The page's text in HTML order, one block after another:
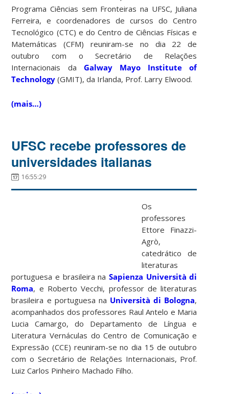
Programa Ciências sem Fronteiras na UFSC, Juliana
Ferreira, e coordenadores de cursos do Centro
Tecnológico (CTC) e do Centro de Ciências Físicas e
Matemáticas (CFM) reuniram-se no dia 22 de
outubro com o Secretário de Relações
Internacionais da Galway Mayo Institute of
Technology (GMIT), da Irlanda, Prof. Larry Elwood.
(mais…)
UFSC recebe professores de
universidades italianas
16:55:29
Os
professores
Ettore Finazzi-
Agrò,
catedrático de
literaturas
portuguesa e brasileira na Sapienza Università di
Roma, e Roberto Vecchi, professor de literaturas
brasileira e portuguesa na Università di Bologna,
acompanhados dos professores Raul Antelo e Maria
Lucia Camargo, do Departamento de Língua e
Literatura Vernáculas do Centro de Comunicação e
Expressão (CCE) reuniram-se no dia 15 de outubro
com o Secretário de Relações Internacionais, Prof.
Luiz Carlos Pinheiro Machado Filho.